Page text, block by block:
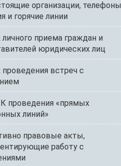
организации, телефоны
и горячие линии
личного приема граждан и
юридических лиц
проведения встреч с
проведения «прямых
линий»
правовые акты,
работу с